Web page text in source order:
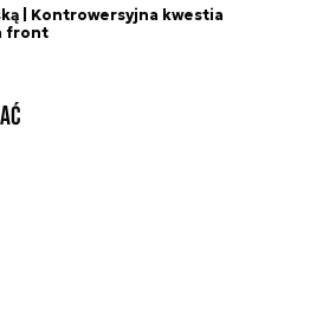
| Kontrowersyjna kwestia
front